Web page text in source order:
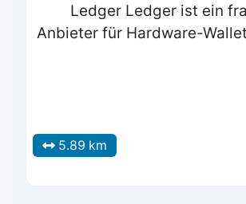
Ledger Ledger ist ein
Anbieter für Hardware-
5.89 km